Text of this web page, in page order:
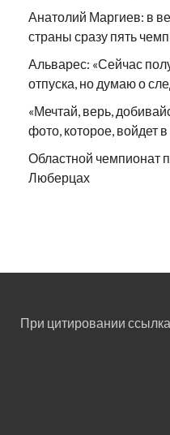
Анатолий Маргиев: в
страны сразу пять
Альварес: «Сейчас
отпуска, но думаю о
«Мечтай, верь,
фото, которое, войдет
Областной чемпионат
Люберцах
При цитировании